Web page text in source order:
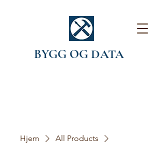
BYGG OG DATA
Hjem
All Products